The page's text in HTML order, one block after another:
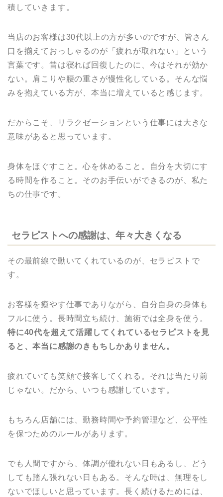
積していきます。
当店のお客様は30代以上の方が多いのですが、皆さん
口を揃えておっしゃるのが「疲れが取れない」という
言葉です。昔は寝れば回復したのに、今はそれが効か
ない。肩こりや腰の重さが慢性化している。そんな悩
みを抱えている方が、本当に増えていると感じます。
だからこそ、リラクゼーションという仕事には大きな
意味があると思っています。
身体をほぐすこと。心を休めること。自分を大切にす
る時間を作ること。そのお手伝いができるのが、私た
ちの仕事です。
セラピストへの感謝は、年々大きくなる
その最前線で動いてくれているのが、セラピストで
す。
お客様を癒やす仕事でありながら、自分自身の身体も
フルに使う。長時間立ち続け、施術では全身を使う。
特に40代を超えて活躍してくれているセラピストを見
ると、本当に感謝のきもち しかありません。
疲れていても笑顔で接客してくれる。それは当たり前
じゃない。だから、いつも感謝しています。
もちろん店舗には、勤務時間や予約管理など、公平性
を保つためのルールがあります。
でも人間ですから、体調が優れない日もあるし、どう
しても踏ん張れない日もある。そんな時は、無理をし
ないでほしいと思っています。長く続けるためには、